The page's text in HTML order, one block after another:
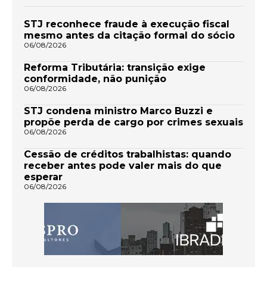
STJ reconhece fraude à execução fiscal
mesmo antes da citação formal do sócio
06/08/2026
Reforma Tributária: transição exige
conformidade, não punição
06/08/2026
STJ condena ministro Marco Buzzi e
propõe perda de cargo por crimes sexuais
06/08/2026
Cessão de créditos trabalhistas: quando
receber antes pode valer mais do que
esperar
06/08/2026